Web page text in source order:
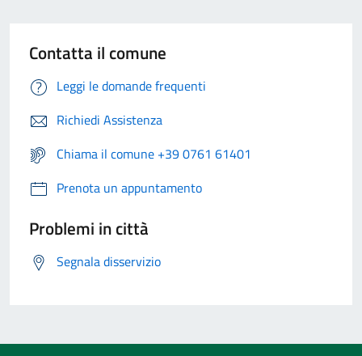
Contatta il comune
Leggi le domande frequenti
Richiedi Assistenza
Chiama il comune +39 0761 61401
Prenota un appuntamento
Problemi in città
Segnala disservizio